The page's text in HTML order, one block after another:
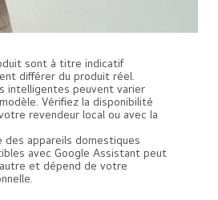
sont à titre indicatif
différer du produit réel.
intelligentes peuvent varier
Vérifiez la disponibilité
revendeur local ou avec la
des appareils domestiques
avec Google Assistant peut
et dépend de votre